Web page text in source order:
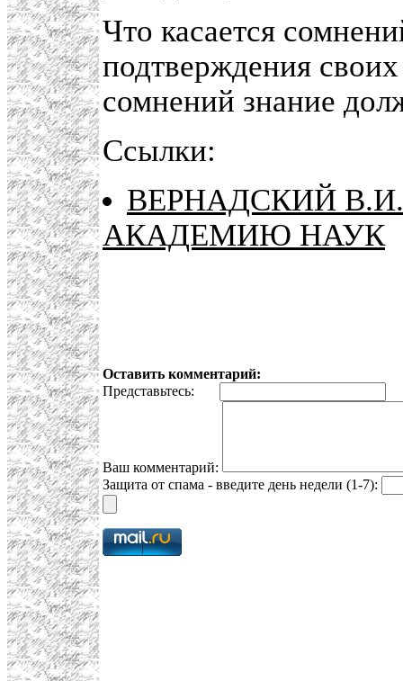
Что касается
подтверждения
сомнений знание
Ссылки:
ВЕРНАДСКИЙ
АКАДЕМИЮ НАУК
Оставить комментарий:
Представьтесь:
Ваш комментарий:
Защита от спама - введите день недели (1-7):